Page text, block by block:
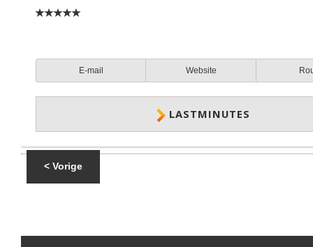
E-mail Website
LASTMINUTES
< Vorige